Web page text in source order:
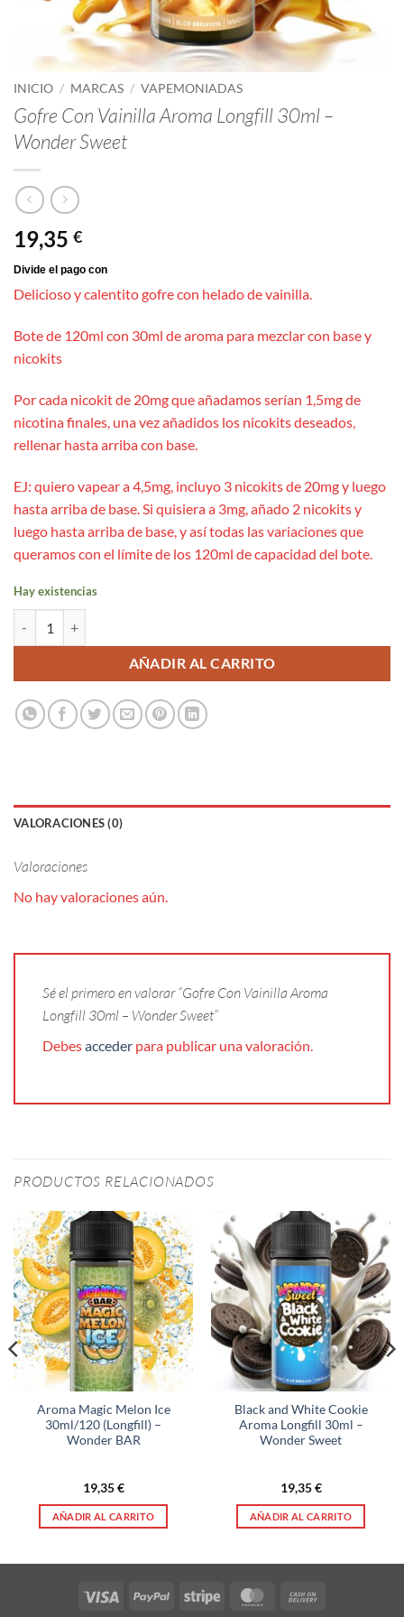
INICIO / MARCAS / VAPEMONIADAS
Gofre Con Vainilla Aroma Longfill 30ml –
Wonder Sweet
19,35 €
Delicioso y calentito gofre con helado de vainilla.
Bote de 120ml con 30ml de aroma para mezclar con base y
nicokits
Por cada nicokit de 20mg que añadamos serían 1,5mg de
nicotina finales, una vez añadidos los nicokits deseados,
rellenar hasta arriba con base.
EJ: quiero vapear a 4,5mg, incluyo 3 nicokits de 20mg y luego
hasta arriba de base. Si quisiera a 3mg, añado 2 nicokits y
luego hasta arriba de base, y así todas las variaciones que
queramos con el límite de los 120ml de capacidad del bote.
Hay existencias
AÑADIR AL CARRITO
VALORACIONES (0)
Valoraciones
No hay valoraciones aún.
Sé el primero en valorar “Gofre Con Vainilla Aroma
Longfill 30ml – Wonder Sweet”
Debesacceder para publicar una valoración.
PRODUCTOS RELACIONADOS
Aroma Magic Melon Ice
30ml/120 (Longfill) –
Wonder BAR
19,35€
AÑADIR AL CARRITO
Black and White Cookie
Aroma Longfill 30ml –
Wonder Sweet
19,35€
AÑADIR AL CARRITO
Visa PayPal Stripe MasterCard